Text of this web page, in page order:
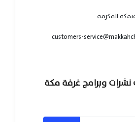
المكرمة
customers-
نشرات وبرامج غرفة مكة